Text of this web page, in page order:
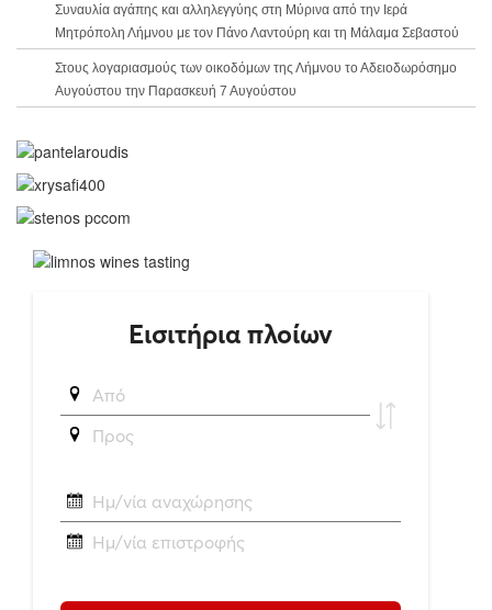
Συναυλία αγάπης και αλληλεγγύης στη Μύρινα από την Ιερά
Μητρόπολη Λήμνου με τον Πάνο Λαντούρη και τη Μάλαμα Σεβαστού
Στους λογαριασμούς των οικοδόμων της Λήμνου το Αδειοδωρόσημο
Αυγούστου την Παρασκευή 7 Αυγούστου